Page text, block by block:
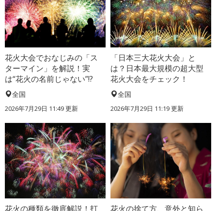
花火大会でおなじみの「ス
ターマイン」を解説！実
は“花火の名前じゃない”!?
全国
2026年7月29日 11:49 更新
「日本三大花火大会」と
は？日本最大規模の超大型
花火大会をチェック！
全国
2026年7月29日 11:19 更新
花火の種類を徹底解説！打 花火の捨て方、意外と知ら